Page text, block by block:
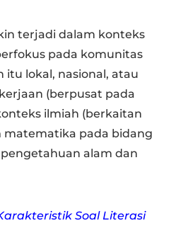
terjadi dalam konteks
pada komunitas
itu lokal, nasional, atau
(berpusat pada
ilmiah (berkaitan
matematika pada bidang
alam dan
Soal Literasi